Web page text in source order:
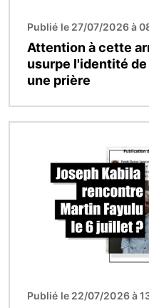
Publié le 27/07/2026 à
Attention à cette
usurpe l'identité
une prière
Publié le 22/07/2026 à